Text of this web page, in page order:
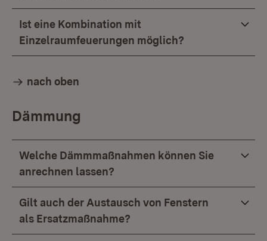
Ist eine Kombination mit
Einzelraumfeuerungen möglich?
nach oben
Dämmung
Welche Dämmmaßnahmen können Sie
anrechnen lassen?
Gilt auch der Austausch von Fenstern
als Ersatzmaßnahme?